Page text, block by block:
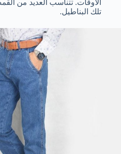
الأوقات. تتناسب العديد من
تلك البناطيل.